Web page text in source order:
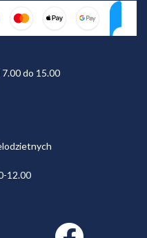
do 15.00
12.00
Facebook link